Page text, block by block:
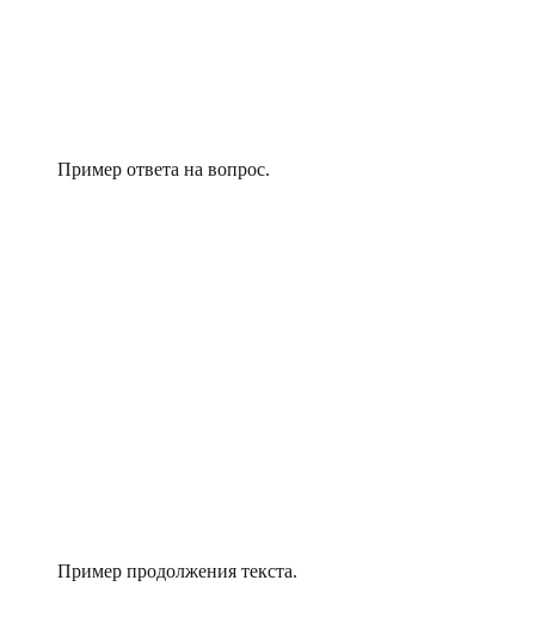
Пример ответа на вопрос.
Пример продолжения текста.